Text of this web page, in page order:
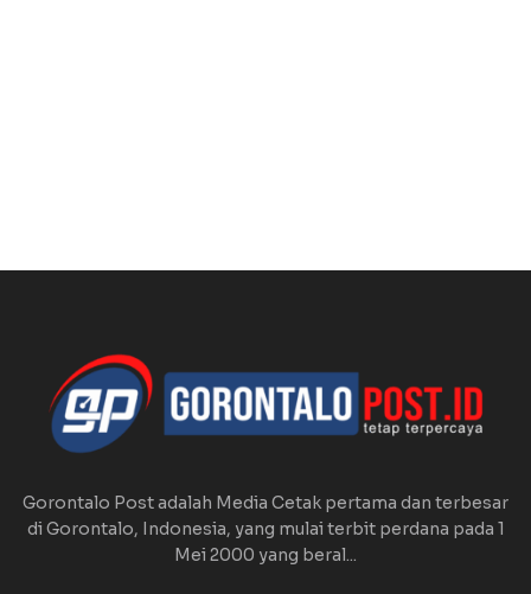
Gorontalo Post adalah Media Cetak pertama dan terbesar
di Gorontalo, Indonesia, yang mulai terbit perdana pada 1
Mei 2000 yang beral...